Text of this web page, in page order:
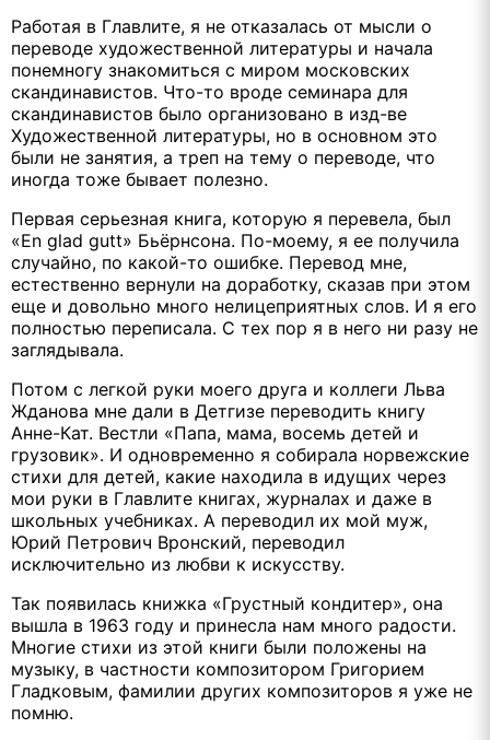
Работая в Главлите, я не отказалась от мысли о
переводе художественной литературы и начала
понемногу знакомиться с миром московских
скандинавистов. Что-то вроде семинара для
скандинавистов было организовано в изд-ве
Художественной литературы, но в основном это
были не занятия, а треп на тему о переводе, что
иногда тоже бывает полезно.
Первая серьезная книга, которую я перевела, был
«En glad gutt» Бьёрнсона. По-моему, я ее получила
случайно, по какой-то ошибке. Перевод мне,
естественно вернули на доработку, сказав при этом
еще и довольно много нелицеприятных слов. И я его
полностью переписала. С тех пор я в него ни разу не
заглядывала.
Потом с легкой руки моего друга и коллеги Льва
Жданова мне дали в Детгизе переводить книгу
Анне-Кат. Вестли «Папа, мама, восемь детей и
грузовик». И одновременно я собирала норвежские
стихи для детей, какие находила в идущих через
мои руки в Главлите книгах, журналах и даже в
школьных учебниках. А переводил их мой муж,
Юрий Петрович Вронский, переводил
исключительно из любви к искусству.
Так появилась книжка «Грустный кондитер», она
вышла в 1963 году и принесла нам много радости.
Многие стихи из этой книги были положены на
музыку, в частности композитором Григорием
Гладковым, фамилии других композиторов я уже не
помню.